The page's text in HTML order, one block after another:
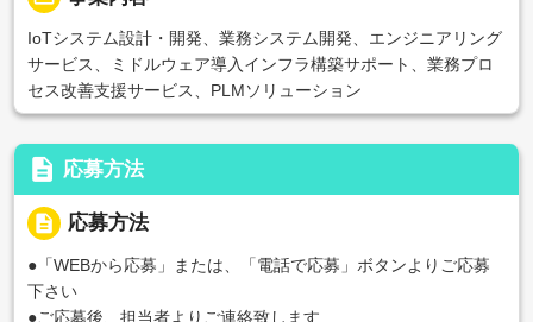
IoTシステム設計・開発、業務システム開発、エンジニアリング
サービス、ミドルウェア導入インフラ構築サポート、業務プロ
セス改善支援サービス、PLMソリューション
description 応募方法
description 応募方法
●「WEBから応募」または、「電話で応募」ボタンよりご応募
下さい
●ご応募後、担当者よりご連絡致します